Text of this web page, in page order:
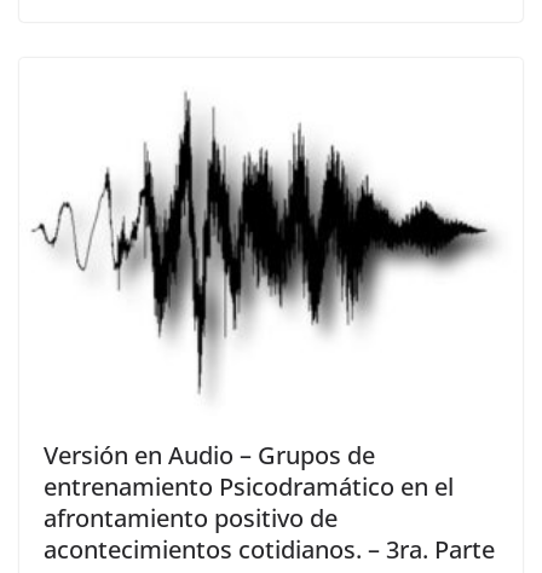
Versión en Audio – Grupos de
entrenamiento Psicodramático en el
afrontamiento positivo de
acontecimientos cotidianos. – 3ra. Parte